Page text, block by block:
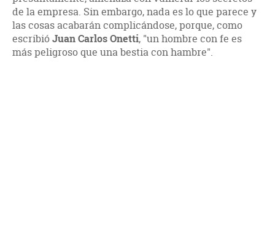
de la empresa. Sin embargo, nada es lo que parece y
las cosas acabarán complicándose, porque, como
escribióJuan Carlos Onetti, "un hombre con fe es
más peligroso que una bestia con hambre".